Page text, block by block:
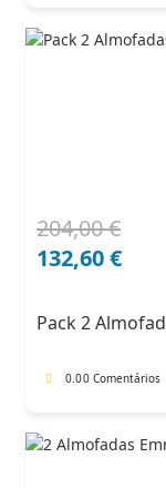
204,00€
O
preço
204,00 €.
132,60€
O
preço
132,60 €.
Pack 2
0.00 Comentários